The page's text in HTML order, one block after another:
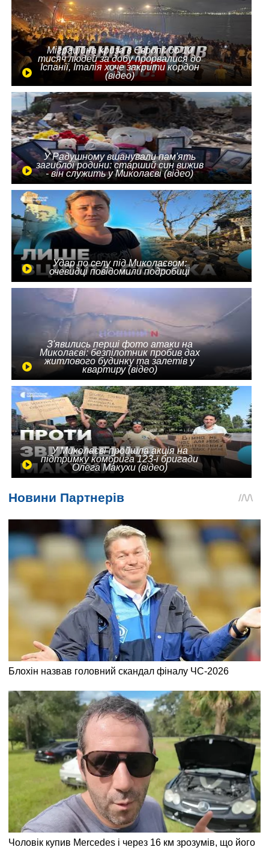
Міграційна криза в Європі: до 10
тисяч людей за добу прорвалися до
Іспанії, Італія хоче закрити кордон
(відео)
У Радушному вшанували пам'ять
загиблої родини: старший син вижив
- він служить у Миколаєві (відео)
Удар по селу під Миколаєвом:
очевидці повідомили подробиці
З'явились перші фото атаки на
Миколаєві: безпілотник пробив дах
житлового будинку та залетів у
квартиру (відео)
У Миколаєві пройшла акція на
підтримку комбрига 123-ї бригади
Олега Макухи (відео)